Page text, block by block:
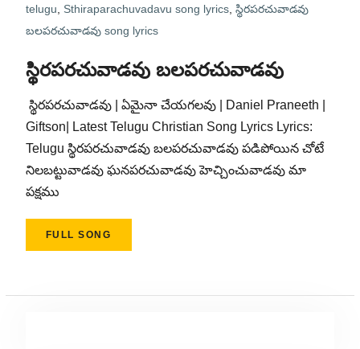
telugu
Sthiraparachuvadavu song lyrics, స్థిరపరచువాడవు
బలపరచువాడవు song lyrics
స్థిరపరచువాడవు బలపరచువాడవు
స్థిరపరచువాడవు | ఏమైనా చేయగలవు | Daniel Praneeth |
Giftson| Latest Telugu Christian Song Lyrics Lyrics:
Telugu స్థిరపరచువాడవు బలపరచువాడవు పడిపోయిన చోటే
నిలబట్టువాడవు ఘనపరచువాడవు హెచ్చించువాడవు మా
పక్షము
FULL SONG